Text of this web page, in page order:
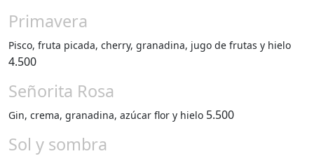
Primavera
Pisco, fruta picada, cherry, granadina, jugo de frutas y hielo
4.500
Señorita Rosa
Gin, crema, granadina, azúcar flor y hielo 5.500
Sol y sombra